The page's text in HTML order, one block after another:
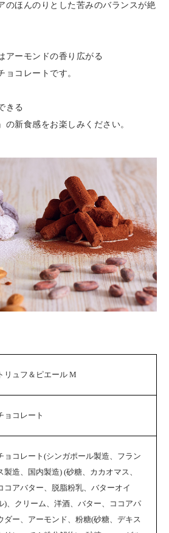
のほんのりとした苦みのバランスが絶
アーモンドの香り広がる
ョコレートです。
きる
の新食感をお楽しみください。
リュフ＆ピエール M
ョコレート
ョコレート(シンガポール製造、フラン
製造、国内製造) (砂糖、カカオマス、
コアバター、脱脂粉乳、バターオイ
)、クリーム、洋酒、バター、ココアパ
ダー、アーモンド、粉糖(砂糖、デキス